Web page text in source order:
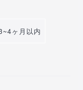
ヶ月以内